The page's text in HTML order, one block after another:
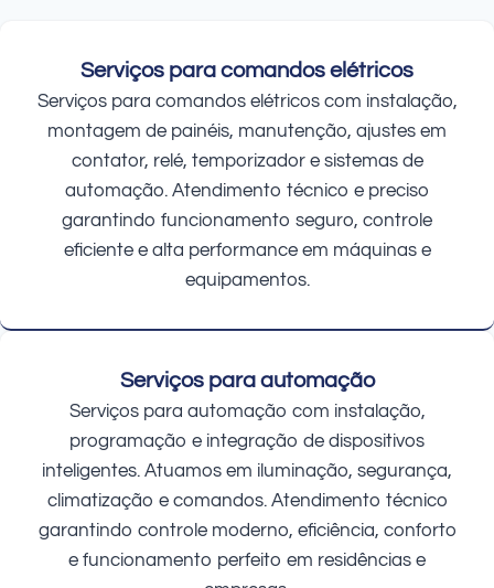
Serviços para comandos elétricos
Serviços para comandos elétricos com instalação,
montagem de painéis, manutenção, ajustes em
contator, relé, temporizador e sistemas de
automação. Atendimento técnico e preciso
garantindo funcionamento seguro, controle
eficiente e alta performance em máquinas e
equipamentos.
Serviços para automação
Serviços para automação com instalação,
programação e integração de dispositivos
inteligentes. Atuamos em iluminação, segurança,
climatização e comandos. Atendimento técnico
garantindo controle moderno, eficiência, conforto
e funcionamento perfeito em residências e